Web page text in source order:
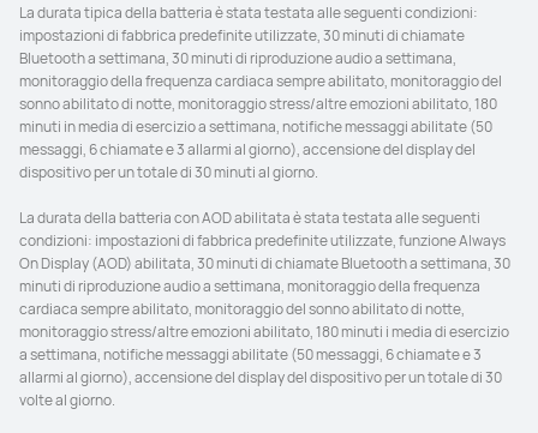
La durata tipica della batteria è stata testata alle seguenti condizioni:
impostazioni di fabbrica predefinite utilizzate, 30 minuti di chiamate
Bluetooth a settimana, 30 minuti di riproduzione audio a settimana,
monitoraggio della frequenza cardiaca sempre abilitato, monitoraggio del
sonno abilitato di notte, monitoraggio stress/altre emozioni abilitato, 180
minuti in media di esercizio a settimana, notifiche messaggi abilitate (50
messaggi, 6 chiamate e 3 allarmi al giorno), accensione del display del
dispositivo per un totale di 30 minuti al giorno.
La durata della batteria con AOD abilitata è stata testata alle seguenti
condizioni: impostazioni di fabbrica predefinite utilizzate, funzione Always
On Display (AOD) abilitata, 30 minuti di chiamate Bluetooth a settimana, 30
minuti di riproduzione audio a settimana, monitoraggio della frequenza
cardiaca sempre abilitato, monitoraggio del sonno abilitato di notte,
monitoraggio stress/altre emozioni abilitato, 180 minuti i media di esercizio
a settimana, notifiche messaggi abilitate (50 messaggi, 6 chiamate e 3
allarmi al giorno), accensione del display del dispositivo per un totale di 30
volte al giorno.